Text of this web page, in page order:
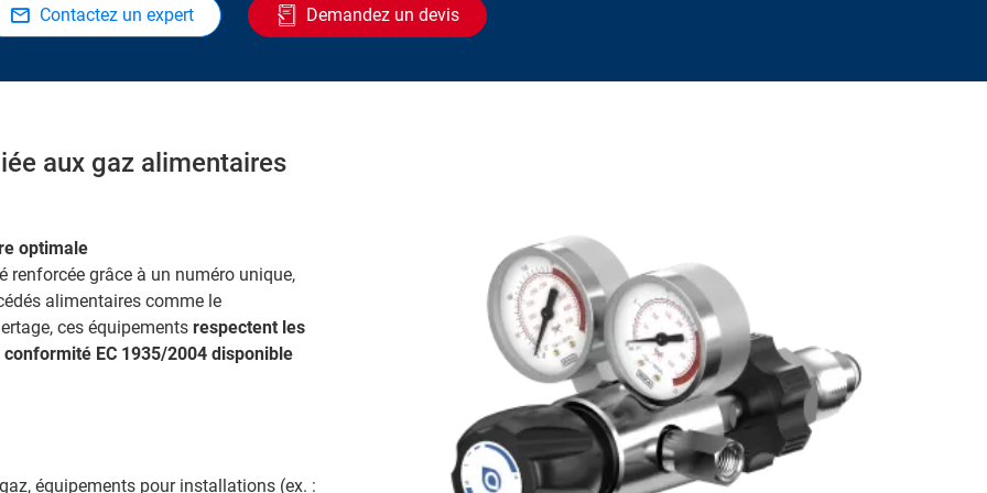
Contactez un expert Demandez un devis
aux gaz alimentaires
optimale
renforcée grâce à un numéro unique,
alimentaires comme le
ces équipements respectent les
EC 1935/2004 disponible
équipements pour installations (ex. :